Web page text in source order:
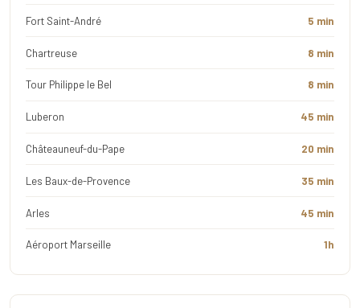
Fort Saint-André 5 min
Chartreuse 8 min
Tour Philippe le Bel 8 min
Luberon 45 min
Châteauneuf-du-Pape 20 min
Les Baux-de-Provence 35 min
Arles 45 min
Aéroport Marseille 1h